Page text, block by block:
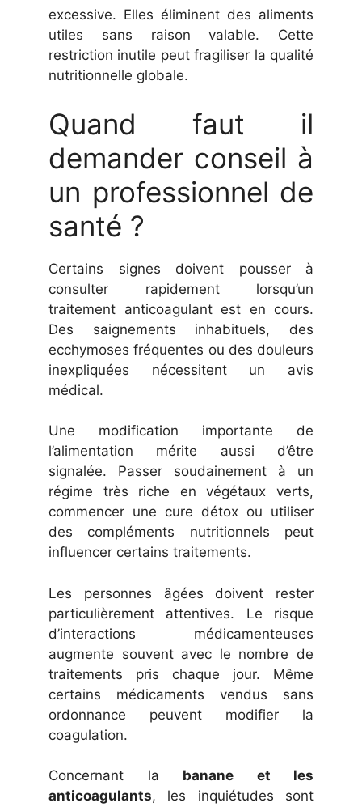
excessive. Elles éliminent des aliments
utiles sans raison valable. Cette
restriction inutile peut fragiliser la qualité
nutritionnelle globale.
Quand faut il
demander conseil à
un professionnel de
santé ?
Certains signes doivent pousser à
consulter rapidement lorsqu’un
traitement anticoagulant est en cours.
Des saignements inhabituels, des
ecchymoses fréquentes ou des douleurs
inexpliquées nécessitent un avis
médical.
Une modification importante de
l’alimentation mérite aussi d’être
signalée. Passer soudainement à un
régime très riche en végétaux verts,
commencer une cure détox ou utiliser
des compléments nutritionnels peut
influencer certains traitements.
Les personnes âgées doivent rester
particulièrement attentives. Le risque
d’interactions médicamenteuses
augmente souvent avec le nombre de
traitements pris chaque jour. Même
certains médicaments vendus sans
ordonnance peuvent modifier la
coagulation.
Concernant la banane et les
anticoagulants, les inquiétudes sont